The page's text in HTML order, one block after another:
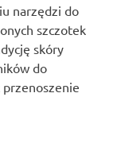
narzędzi do
szczotek
skóry
do
przenoszenie